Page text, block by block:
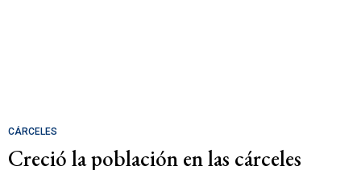
CÁRCELES
Creció la población en las cárceles